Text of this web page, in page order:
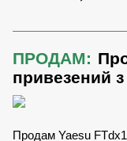
ПРОДАМ:
привезений
Продам Yaesu